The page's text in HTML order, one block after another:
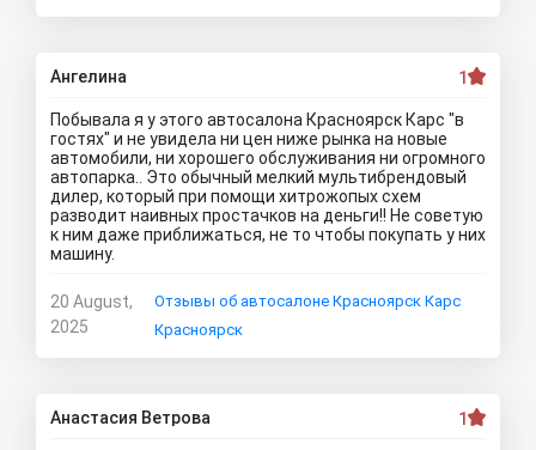
Ангелина 1
Побывала я у этого автосалона Красноярск Карс "в
гостях" и не увидела ни цен ниже рынка на новые
автомобили, ни хорошего обслуживания ни огромного
автопарка.. Это обычный мелкий мультибрендовый
дилер, который при помощи хитрожопых схем
разводит наивных простачков на деньги!! Не советую
к ним даже приближаться, не то чтобы покупать у них
машину.
20 August,
2025
Отзывы об автосалоне Красноярск Карс
Красноярск
Анастасия Ветрова 1